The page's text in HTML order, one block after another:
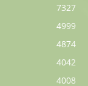
7327
4999
4874
4042
4008